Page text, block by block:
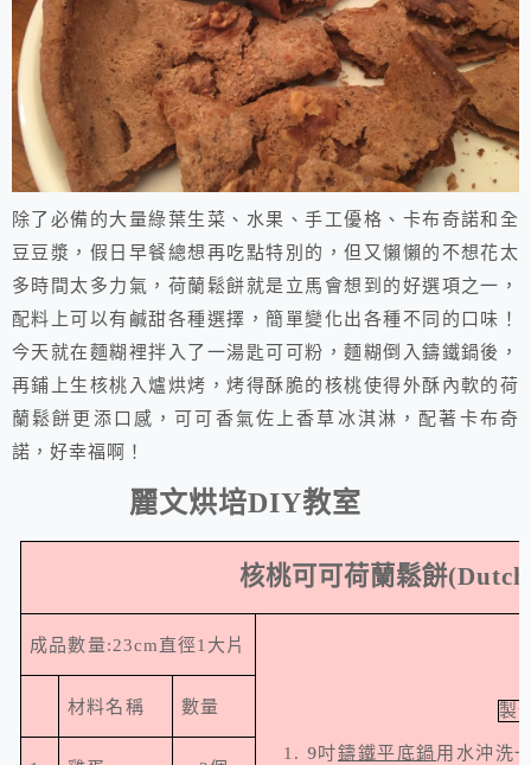
除了必備的大量綠葉生菜、水果、手工優格、卡布奇諾和全
豆豆漿， 假日早餐總想再吃點特別的，但又懶懶的不想花太
多時間太多力氣，荷蘭鬆餅就是立馬會想到的好選項之一，
配料上可以有鹹甜各種選擇，簡單變化出各種不同的口味！
今天就在麵糊裡拌入了一湯匙可可粉，麵糊倒入鑄鐵鍋後，
再鋪上生核桃入爐烘烤，烤得酥脆的核桃使得外酥內軟的荷
蘭鬆餅更添口感，可可香氣佐上香草冰淇淋，配著卡布奇
諾，好幸福啊！
麗文烘培DIY教室
核桃可可荷蘭鬆餅
成品數量:23cm直徑1大片
製
1. 9吋鑄鐵平底鍋 用水沖洗
材料名稱 數量